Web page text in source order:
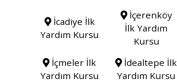
İcadiye İlk
Yardım Kursu
İçerenköy
İlk Yardım
Kursu
İçmeler İlk
Yardım Kursu
İdealtepe İlk
Yardım Kursu